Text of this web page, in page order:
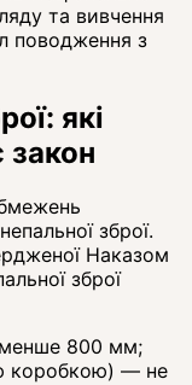
та вивчення
поводження з
які
зброї.
Наказом
зброї
менше 800 мм;
коробкою) — не